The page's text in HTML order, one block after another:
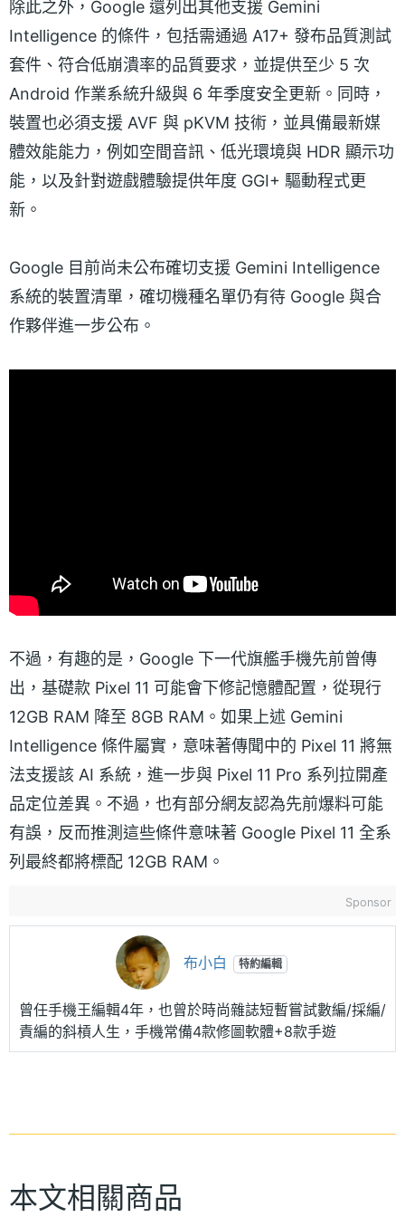
除此之外，Google 還列出其他支援 Gemini
Intelligence 的條件，包括需通過 A17+ 發布品質測試
套件、符合低崩潰率的品質要求，並提供至少 5 次
Android 作業系統升級與 6 年季度安全更新。同時，
裝置也必須支援 AVF 與 pKVM 技術，並具備最新媒
體效能能力，例如空間音訊、低光環境與 HDR 顯示功
能，以及針對遊戲體驗提供年度 GGI+ 驅動程式更
新。
Google 目前尚未公布確切支援 Gemini Intelligence
系統的裝置清單，確切機種名單仍有待 Google 與合
作夥伴進一步公布。
不過，有趣的是，Google 下一代旗艦手機先前曾傳
出，基礎款 Pixel 11 可能會下修記憶體配置，從現行
12GB RAM 降至 8GB RAM。如果上述 Gemini
Intelligence 條件屬實，意味著傳聞中的 Pixel 11 將無
法支援該 AI 系統，進一步與 Pixel 11 Pro 系列拉開產
品定位差異。不過，也有部分網友認為先前爆料可能
有誤，反而推測這些條件意味著 Google Pixel 11 全系
列最終都將標配 12GB RAM。
Sponsor
布小白 特約編輯
曾任手機王編輯4年，也曾於時尚雜誌短暫嘗試數編/採編/
責編的斜槓人生，手機常備4款修圖軟體+8款手遊
本文相關商品